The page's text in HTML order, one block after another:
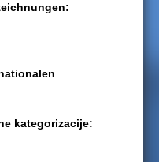
kategorizacije: